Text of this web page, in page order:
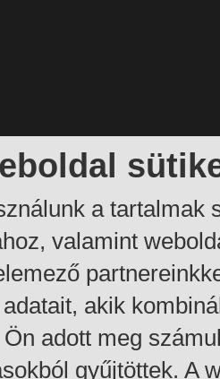
a tartalmak
valamint
akik
adott meg
gyűjtöttek. A